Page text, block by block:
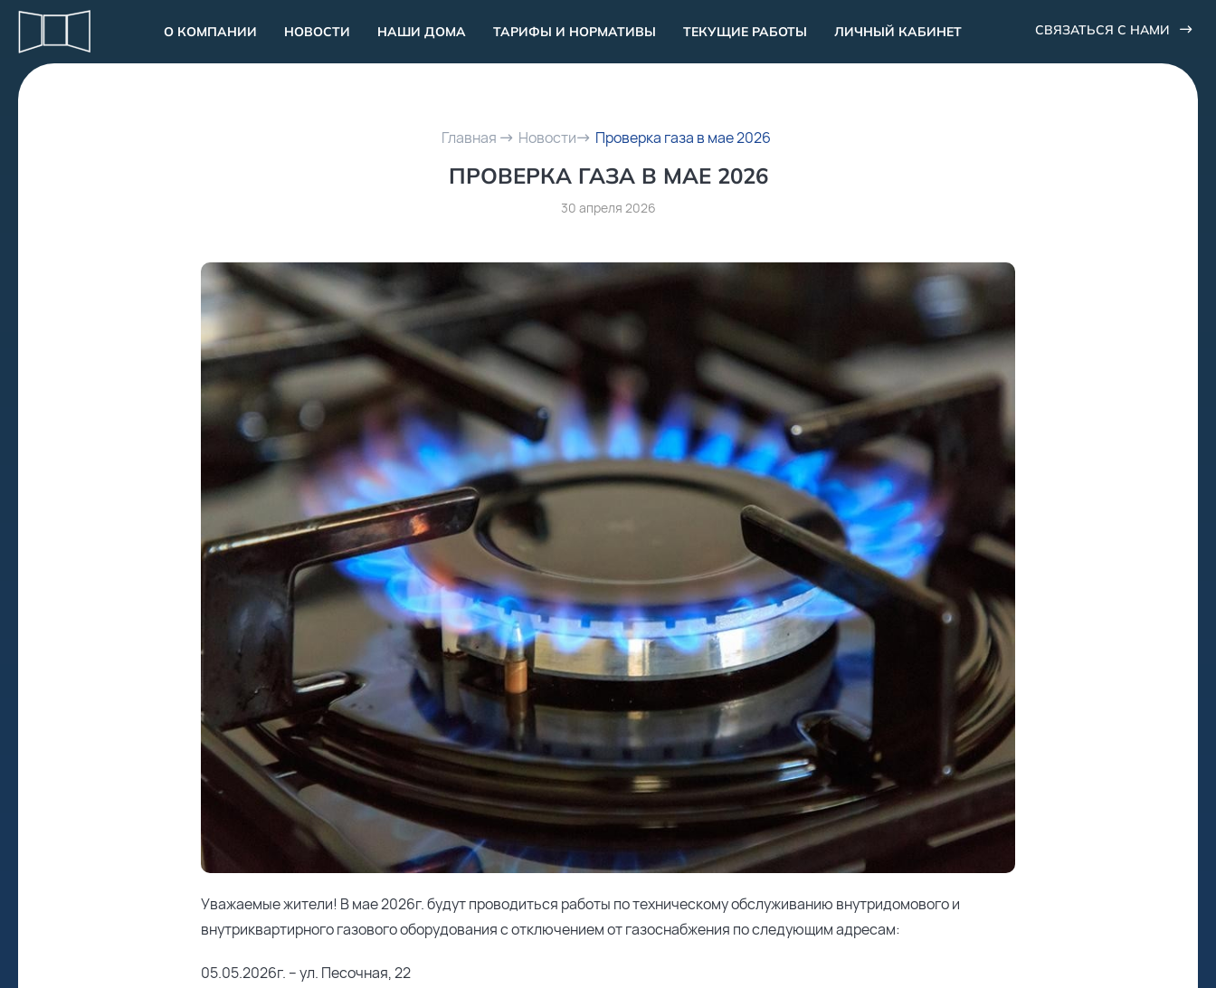
О КОМПАНИИ НОВОСТИ НАШИ ДОМА ТАРИФЫ И НОРМАТИВЫ ТЕКУЩИЕ РАБОТЫ ЛИЧНЫЙ КАБИНЕТ СВЯЗАТЬСЯ С НАМИ
Главная Новости Проверка газа в мае 2026
ПРОВЕРКА ГАЗА В МАЕ 2026
30 апреля 2026
Уважаемые жители! В мае 2026г. будут проводиться работы по техническому обслуживанию внутридомового и
внутриквартирного газового оборудования с отключением от газоснабжения по следующим адресам:
05.05.2026г. – ул. Песочная, 22